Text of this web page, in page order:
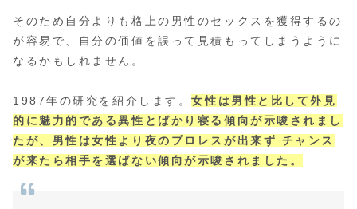
そのため自分よりも格上の男性のセックスを獲得するの
が容易で、自分の価値を誤って見積もってしまうように
なるかもしれません。
1987年の研究を紹介します。女性は男性と比して外見
的に魅力的である異性とばかり寝る傾向が示唆されまし
たが、男性は女性より夜のプロレスが出来ず チャンス
が来たら相手を選ばない傾向が示唆されました。